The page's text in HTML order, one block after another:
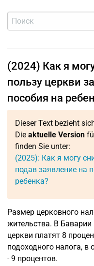
(2024) Как я
пользу церкви
пособия на
Dieser Text bezieht
Die aktuelle Version
finden Sie unter:
(2025): Как я могу
подав заявление на
ребенка?
Размер церковного
жительства. В
церкви платят 8
подоходного налога,
- 9 процентов.